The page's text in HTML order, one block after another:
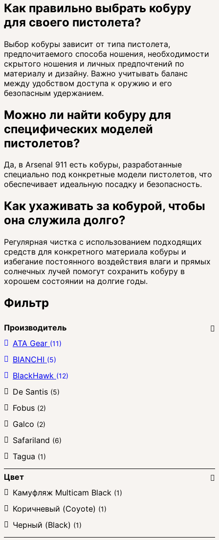
Как правильно выбрать кобуру
для своего пистолета?
Выбор кобуры зависит от типа пистолета,
предпочитаемого способа ношения, необходимости
скрытого ношения и личных предпочтений по
материалу и дизайну. Важно учитывать баланс
между удобством доступа к оружию и его
безопасным удержанием.
Можно ли найти кобуру для
специфических моделей
пистолетов?
Да, в Arsenal 911 есть кобуры, разработанные
специально под конкретные модели пистолетов, что
обеспечивает идеальную посадку и безопасность.
Как ухаживать за кобурой, чтобы
она служила долго?
Регулярная чистка с использованием подходящих
средств для конкретного материала кобуры и
избегание постоянного воздействия влаги и прямых
солнечных лучей помогут сохранить кобуру в
хорошем состоянии на долгие годы.
Фильтр
Производитель
ATA Gear (11)
BIANCHI (5)
BlackHawk (12)
De Santis (5)
Fobus (2)
Galco (2)
Safariland (6)
Tagua (1)
Цвет
Камуфляж Multicam Black (1)
Коричневый (Coyote) (1)
Черный (Black) (1)